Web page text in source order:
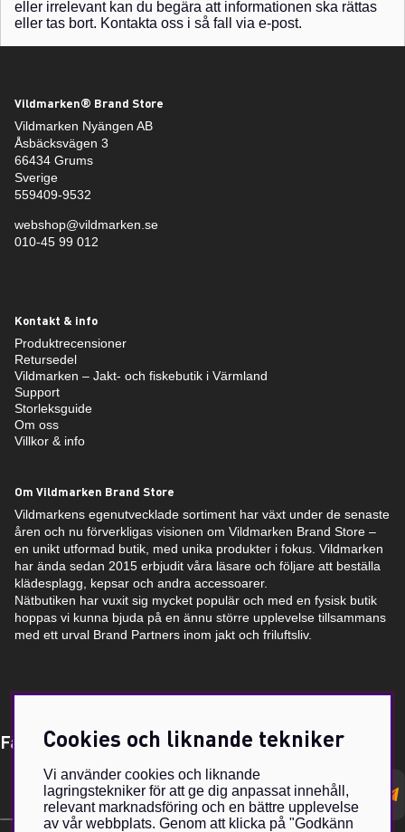
eller irrelevant kan du begära att informationen ska rättas
eller tas bort. Kontakta oss i så fall via e-post.
Vildmarken® Brand Store
Vildmarken Nyängen AB
Åsbäcksvägen 3
66434 Grums
Sverige
559409-9532
webshop@vildmarken.se
010-45 99 012
Kontakt & info
Produktrecensioner
Retursedel
Vildmarken – Jakt- och fiskebutik i Värmland
Support
Storleksguide
Om oss
Villkor & info
Om Vildmarken Brand Store
Vildmarkens egenutvecklade sortiment har växt under de senaste
åren och nu förverkligas visionen om Vildmarken Brand Store –
en unikt utformad butik, med unika produkter i fokus. Vildmarken
har ända sedan 2015 erbjudit våra läsare och följare att beställa
klädesplagg, kepsar och andra accessoarer.
Nätbutiken har vuxit sig mycket populär och med en fysisk butik
hoppas vi kunna bjuda på en ännu större upplevelse tillsammans
med ett urval Brand Partners inom jakt och friluftsliv.
Få Magasin Vildmarken direkt till din e-post!*
postadress
Cookies och liknande tekniker
Vi använder cookies och liknande
lagringstekniker för att ge dig anpassat innehåll,
relevant marknadsföring och en bättre upplevelse
av vår webbplats. Genom att klicka på "Godkänn